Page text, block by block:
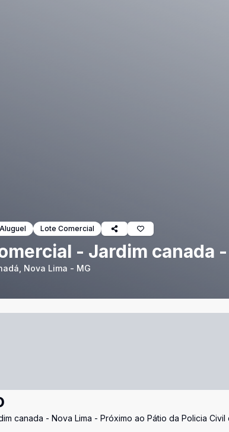
Aluguel Lote Comercial
- Jardim canada
Nova Lima - MG
canada - Nova Lima - Próximo ao Pátio da Policia Civil